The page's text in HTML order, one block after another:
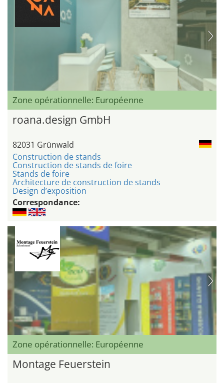
Zone opérationnelle: Européenne
roana.design GmbH
82031 Grünwald
Construction de stands
Construction de stands de foire
Stands de foire
Architecture de construction de stands
Design d’exposition
Correspondance:
Zone opérationnelle: Européenne
Montage Feuerstein